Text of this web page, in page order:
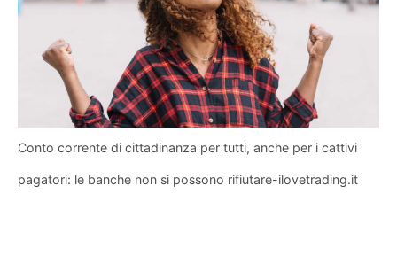
Conto corrente di cittadinanza per tutti, anche per i cattivi
pagatori: le banche non si possono rifiutare-ilovetrading.it